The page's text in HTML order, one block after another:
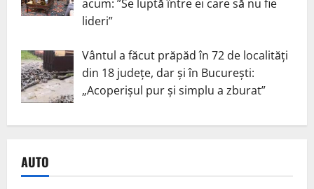
acum: ”Se luptă între ei care să nu fie
lideri”
Vântul a făcut prăpăd în 72 de localități
din 18 județe, dar și în București:
„Acoperișul pur și simplu a zburat”
AUTO